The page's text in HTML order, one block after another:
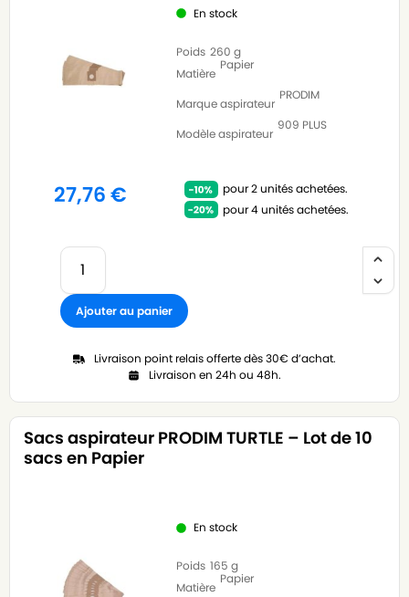
En stock
Poids 260 g
Matière
Papier
Marque aspirateur
PRODIM
Modèle aspirateur
909 PLUS
27,76€
pour 2 unités achetées.
pour 4 unités achetées.
Ajouter au panier
Livraison point relais offerte dès 30€ d’achat.
Livraison en 24h ou 48h.
Sacs aspirateur PRODIM TURTLE – Lot de 10
sacs en Papier
En stock
Poids 165 g
Matière
Papier